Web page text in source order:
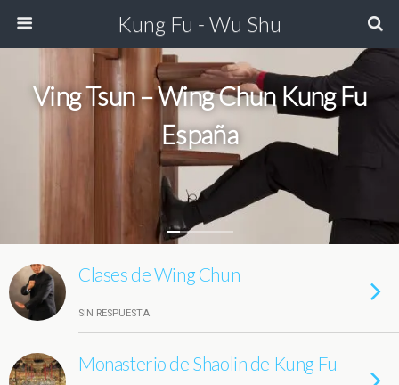
Kung Fu - Wu Shu
Ving Tsun – Wing Chun Kung Fu
España
Clases de Wing Chun
SIN RESPUESTA
Monasterio de Shaolin de Kung Fu